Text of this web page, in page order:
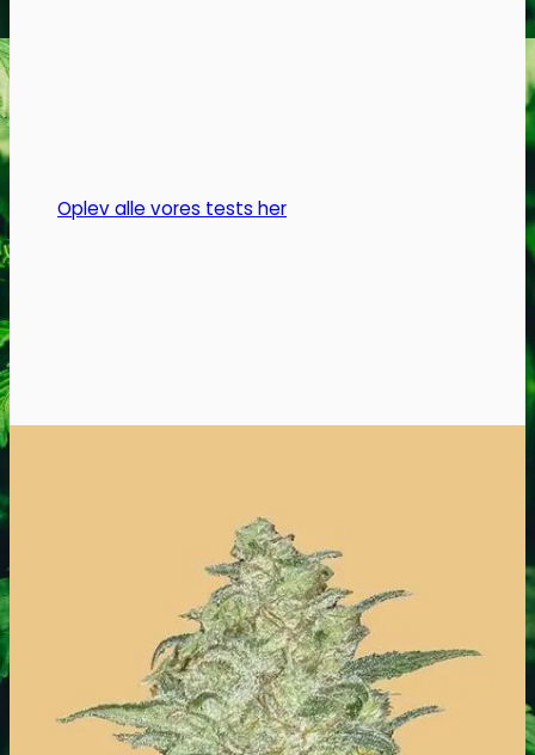
Oplev alle vores tests her
Headshop
Jointpapir og filter
kan
vælges
på
varesiden